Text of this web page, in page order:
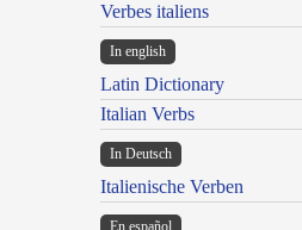
Verbes italiens
In english
Latin Dictionary
Italian Verbs
In Deutsch
Italienische Verben